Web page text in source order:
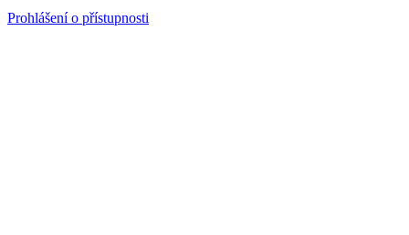
Prohlášení o přístupnosti